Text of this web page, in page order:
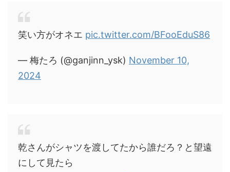
笑い方がオネエ pic.twitter.com/BFooEduS86
— 梅たろ (@ganjinn_ysk) November 10,
2024
乾さんがシャツを渡してたから誰だろ？と望遠
にして見たら